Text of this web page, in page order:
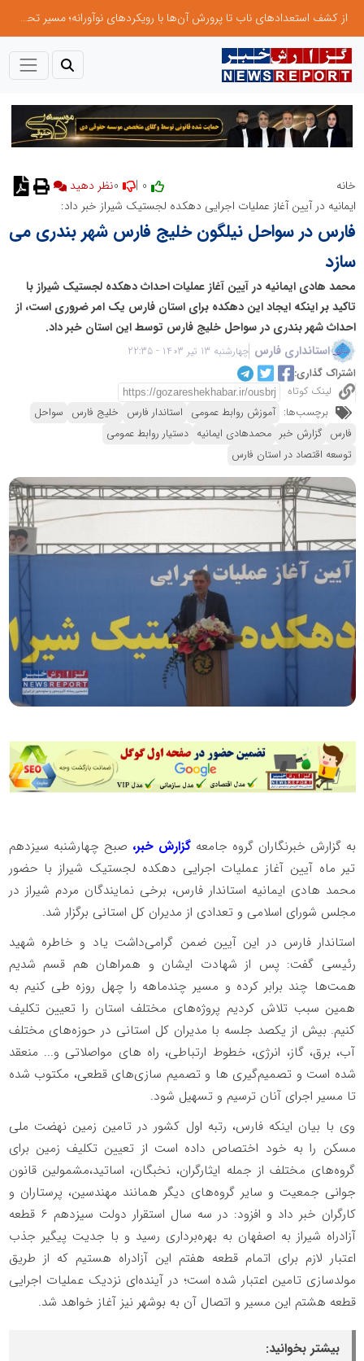
از کشف استعدادهای ناب تا پرورش آن‌ها با رویکردهای نوآورانه؛ مسیر تحول‌آفرین شنای ایران در سطح جهانی
خانه
ایمانیه در آیین آغاز عملیات اجرایی دهکده لجستیک شیراز خبر داد:
فارس در سواحل نیلگون خلیج فارس شهر بندری می
سازد
محمد هادی ایمانیه در آیین آغاز عملیات احداث دهکده لجستیک شیراز با
تاکید بر اینکه ایجاد این دهکده برای استان فارس یک امر ضروری است، از
احداث شهر بندری در سواحل خلیج فارس توسط این استان خبر داد.
استانداری فارس چهارشنبه 13 تیر 1403 - 22:35
اشتراک گذاری:
لینک کوتاه
برچسب‌ها: آموزش روابط عمومی استاندار فارس خلیج فارس سواحل
فارس گزارش خبر محمدهادی ایمانیه دستیار روابط عمومی
توسعه اقتصاد در استان فارس
به گزارش خبرنگاران گروه جامعه گزارش خبر، صبح چهارشنبه سیزدهم
تیر ماه آیین آغاز عملیات اجرایی دهکده لجستیک شیراز با حضور
محمد هادی ایمانیه استاندار فارس، برخی نمایندگان مردم شیراز در
مجلس شورای اسلامی و تعدادی از مدیران کل استانی برگزار شد.
استاندار فارس در این آیین ضمن گرامی‌داشت یاد و خاطره شهید
رئیسی گفت: پس از شهادت ایشان و همراهان هم قسم شدیم
همت‌ها چند برابر کرده و مسیر چندماهه را چهل روزه طی کنیم به
همین سبب تلاش کردیم پروژه‌های مختلف استان را تعیین تکلیف
کنیم. بیش از یکصد جلسه با مدیران کل استانی در حوزه‌های مختلف
آب، برق، گاز، انرژی، خطوط ارتباطی، راه های مواصلاتی و... منعقد
شده است و تصمیم‌گیری ‌ها و تصمیم سازی‌های قطعی، مکتوب شده
تا مسیر اجرای آنان ترسیم و تسهیل شود.
وی با بیان اینکه فارس، رتبه اول کشور در تامین زمین نهضت ملی
مسکن را به خود اختصاص داده است از تعیین تکلیف زمین برای
گروه‌های مختلف از جمله ایثارگران، نخبگان، اساتید،مشمولین قانون
جوانی جمعیت و سایر گروه‌های دیگر همانند مهندسین، پرستاران و
کارگران خبر داد و افزود: در سه سال استقرار دولت سیزدهم ۶ قطعه
آزادراه شیراز به اصفهان به بهره‌برداری رسید و با جدیت پیگیر جذب
اعتبار لازم برای اتمام قطعه هفتم این آزادراه هستیم که از طریق
مولدسازی تامین اعتبار شده است؛ در آینده‌ای نزدیک عملیات اجرایی
قطعه هشتم این مسیر و اتصال آن به بوشهر نیز آغاز خواهد شد.
بیشتر بخوانید: